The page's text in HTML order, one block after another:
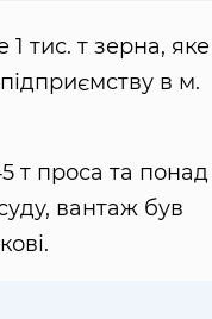
тис. т зерна, яке
в м.
т проса та понад
вантаж був